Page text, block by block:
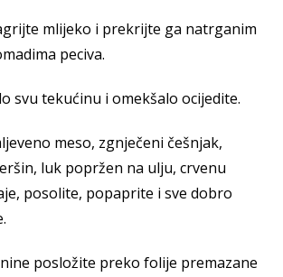
mlijeko i prekrijte ga natrganim
peciva.
svu tekućinu i omekšalo ocijedite.
meso, zgnječeni češnjak,
luk popržen na ulju, crvenu
posolite, popaprite i sve dobro
posložite preko folije premazane